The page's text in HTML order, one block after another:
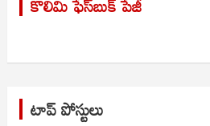
c
టాప్ పోస్టులు